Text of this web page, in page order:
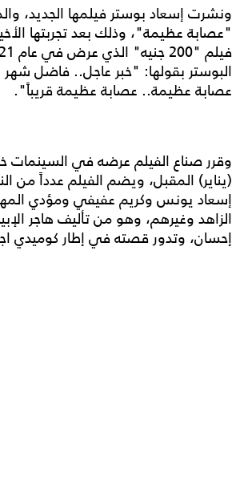
ونشرت إسعاد بوستر فيلمها الجديد،
"عصابة عظيمة"، وذلك بعد تجربتها
البوستر بقولها: "خبر عاجل.. فاضل
عصابة عظيمة.. عصابة عظيمة قريباً".
وقرر صناع الفيلم عرضه في السينمات
(يناير) المقبل، ويضم الفيلم عدداً من
إسعاد يونس وكريم عفيفي ومؤدي
الزاهد وغيرهم، وهو من تأليف هاجر
إحسان، وتدور قصته في إطار كوميدي